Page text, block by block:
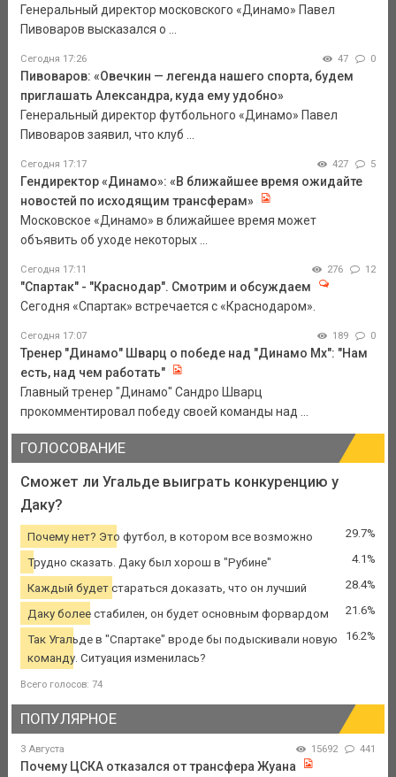
Генеральный директор московского «Динамо» Павел
Пивоваров высказался о ...
Сегодня 17:26 47 0
Пивоваров: «Овечкин — легенда нашего спорта, будем
приглашать Александра, куда ему удобно»
Генеральный директор футбольного «Динамо» Павел
Пивоваров заявил, что клуб ...
Сегодня 17:17 427 5
Гендиректор «Динамо»: «В ближайшее время ожидайте
новостей по исходящим трансферам»
Московское «Динамо» в ближайшее время может
объявить об уходе некоторых ...
Сегодня 17:11 276 12
"Спартак" - "Краснодар". Смотрим и обсуждаем
Сегодня «Спартак» встречается с «Краснодаром».
Сегодня 17:07 189 0
Тренер "Динамо" Шварц о победе над "Динамо Мх": "Нам
есть, над чем работать"
Главный тренер "Динамо" Сандро Шварц
прокомментировал победу своей команды над ...
ГОЛОСОВАНИЕ
Сможет ли Угальде выиграть конкуренцию у
Даку?
Почему нет? Это футбол, в котором все возможно 29.7%
Трудно сказать. Даку был хорош в "Рубине" 4.1%
Каждый будет стараться доказать, что он лучший 28.4%
Даку более стабилен, он будет основным форвардом 21.6%
Так Угальде в "Спартаке" вроде бы подыскивали новую
команду. Ситуация изменилась?
16.2%
Всего голосов: 74
ПОПУЛЯРНОЕ
3 Августа 15692 441
Почему ЦСКА отказался от трансфера Жуана